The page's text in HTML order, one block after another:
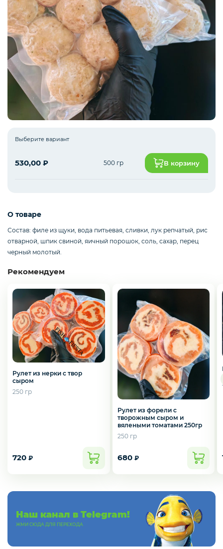
Рыба белая с/м
Северная рыба
Стейки и уха
Слабосоленая рыба
Полуфабрикаты
Креветки
Деликатесы
Выберите вариант
530,00 ₽ 500 гр В корзину
О товаре
Состав: филе из щуки, вода питьевая, сливки, лук репчатый, рис
отварной, шпик свиной, яичный порошок, соль, сахар, перец
черный молотый.
Рекомендуем
Рулет из нерки с твор
сыром
250 гр
720 ₽
Рулет из форели с
творожным сыром и
вялеными томатами 250гр
250 гр
680 ₽
Наш канал в Telegram!
ЖМИ СЮДА ДЛЯ ПЕРЕХОДА